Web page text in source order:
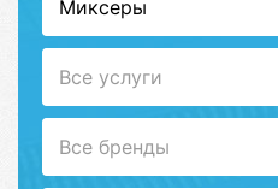
Миксеры
Все услуги
Все бренды